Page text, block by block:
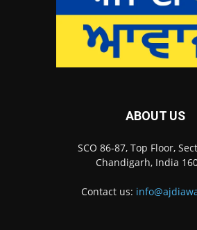
ABOUT US
SCO 86-87, Top Floor,
Chandigarh, India
Contact us: